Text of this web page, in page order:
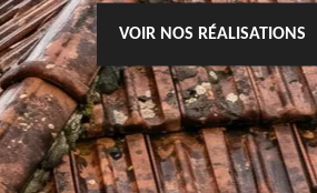
VOIR NOS RÉALISATIONS